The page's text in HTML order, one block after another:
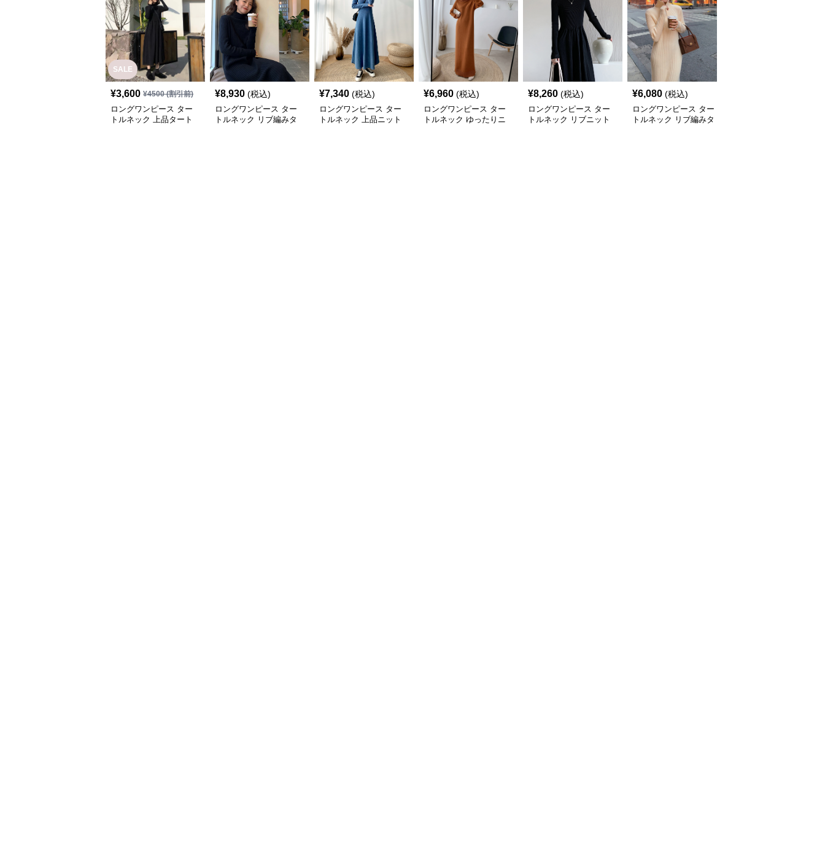
SALE
¥3,600 ¥4500(割引前)
ロングワンピース ター
トルネック 上品タート
¥8,930 (税込)
ロングワンピース ター
トルネック リブ編みタ
¥7,340 (税込)
ロングワンピース ター
トルネック 上品ニット
¥6,960 (税込)
ロングワンピース ター
トルネック ゆったりニ
¥8,260 (税込)
ロングワンピース ター
トルネック リブニット
¥6,080 (税込)
ロングワンピース ター
トルネック リブ編みタ